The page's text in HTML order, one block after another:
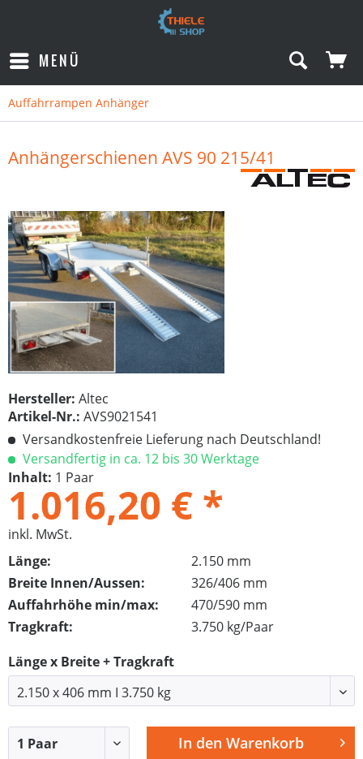
MENÜ
Auffahrrampen Anhänger
Anhängerschienen AVS 90 215/41
Hersteller: Altec
Artikel-Nr.: AVS9021541
Versandkostenfreie Lieferung nach Deutschland!
Versandfertig in ca. 12 bis 30 Werktage
Inhalt: 1 Paar
1.016,20 € *
inkl. MwSt.
Länge:
2.150 mm
Breite Innen/Aussen:
326/406 mm
Auffahrhöhe min/max:
470/590 mm
Tragkraft:
3.750 kg/Paar
Länge x Breite + Tragkraft
In den Warenkorb